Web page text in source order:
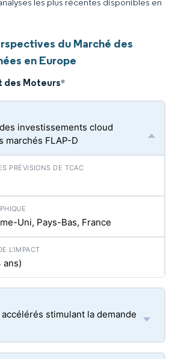
du Marché des
en Europe
des Moteurs*
investissements cloud
marchés FLAP-D
Uni, Pays-Bas, France
ans)
stimulant la demande